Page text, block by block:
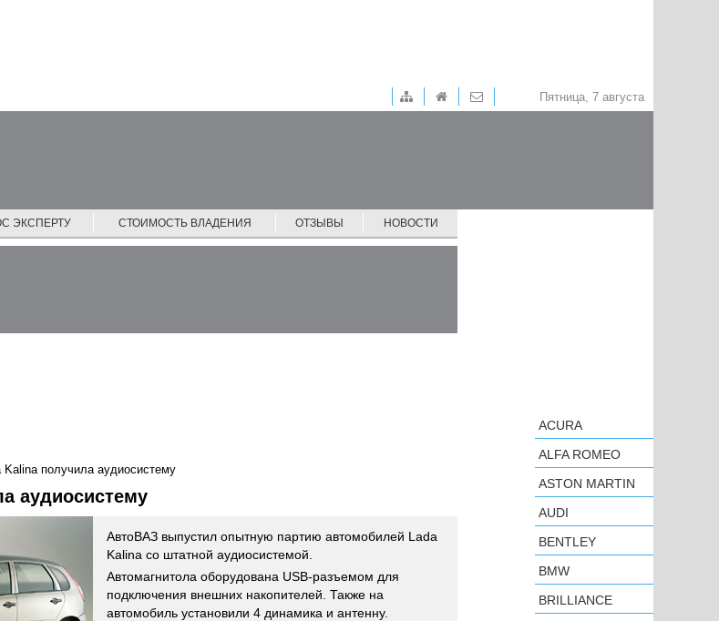
Пятница, 7 августа
ЭКСПЕРТУ СТОИМОСТЬ ВЛАДЕНИЯ ОТЗЫВЫ НОВОСТИ
Kalina получила аудиосистему
аудиосистему
АвтоВАЗ выпустил опытную партию автомобилей Lada
Kalina со штатной аудиосистемой.
Автомагнитола оборудована USB-разъемом для
подключения внешних накопителей. Также на
автомобиль установили 4 динамика и антенну.
ACURA
ALFA ROMEO
ASTON MARTIN
AUDI
BENTLEY
BMW
BRILLIANCE